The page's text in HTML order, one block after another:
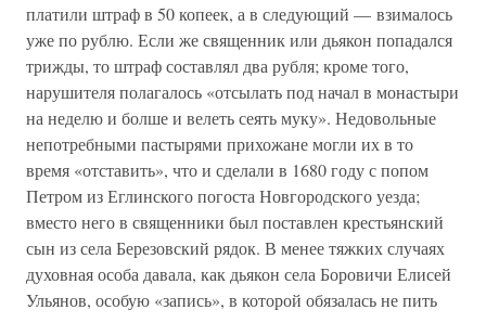
платили штраф в 50 копеек, а в следующий — взималось
уже по рублю. Если же священник или дьякон попадался
трижды, то штраф составлял два рубля; кроме того,
нарушителя полагалось «отсылать под начал в монастыри
на неделю и болше и велеть сеять муку». Недовольные
непотребными пастырями прихожане могли их в то
время «отставить», что и сделали в 1680 году с попом
Петром из Еглинского погоста Новгородского уезда;
вместо него в священники был поставлен крестьянский
сын из села Березовский рядок. В менее тяжких случаях
духовная особа давала, как дьякон села Боровичи Елисей
Ульянов, особую «запись», в которой обязалась не пить